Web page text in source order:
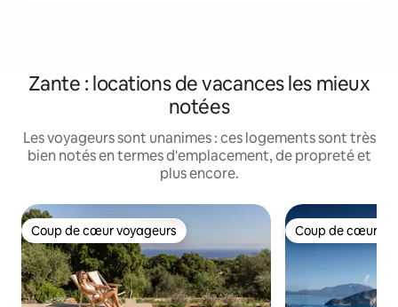
Zante : locations de vacances les mieux
notées
Les voyageurs sont unanimes : ces logements sont très
bien notés en termes d'emplacement, de propreté et
plus encore.
Coup de cœur voyageurs
Coup de cœur voyageurs Coup de cœur
Coup de cœur